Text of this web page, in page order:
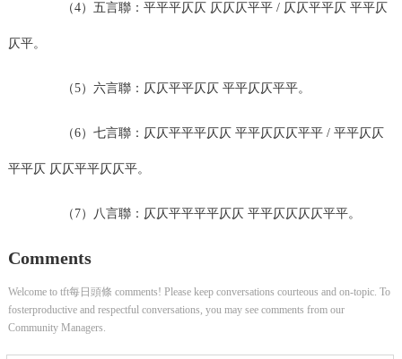
（4）五言聯：平平平仄仄 仄仄仄平平 / 仄仄平平仄 平平仄
仄平。
（5）六言聯：仄仄平平仄仄 平平仄仄平平。
（6）七言聯：仄仄平平平仄仄 平平仄仄仄平平 / 平平仄仄
平平仄 仄仄平平仄仄平。
（7）八言聯：仄仄平平平平仄仄 平平仄仄仄仄平平。
Comments
Welcome to tft每日頭條 comments! Please keep conversations courteous and on-topic. To
fosterproductive and respectful conversations, you may see comments from our
Community Managers.